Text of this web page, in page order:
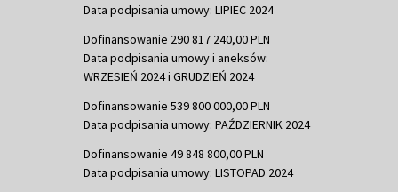
Data podpisania umowy: LIPIEC 2024
Dofinansowanie 290 817 240,00 PLN
Data podpisania umowy i aneksów:
WRZESIEŃ 2024 i GRUDZIEŃ 2024
Dofinansowanie 539 800 000,00 PLN
Data podpisania umowy: PAŹDZIERNIK 2024
Dofinansowanie 49 848 800,00 PLN
Data podpisania umowy: LISTOPAD 2024